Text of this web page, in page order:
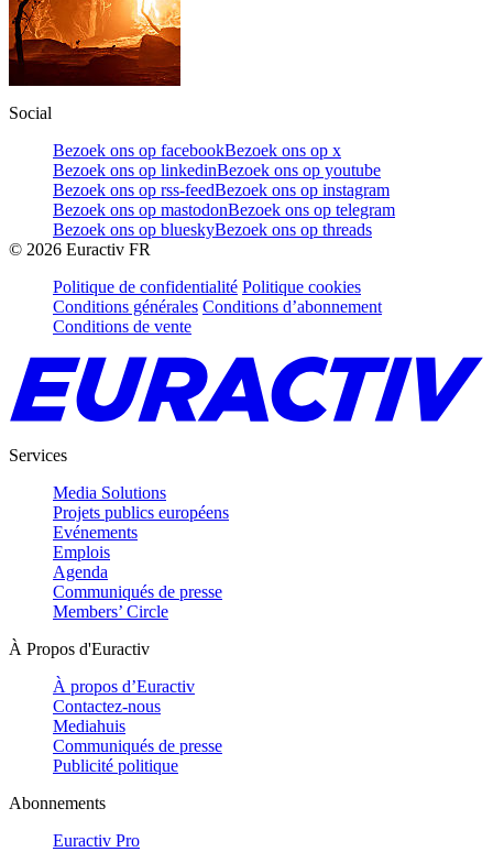
Social
Bezoek ons op facebookBezoek ons op x
Bezoek ons op linkedinBezoek ons op youtube
Bezoek ons op rss-feedBezoek ons op instagram
Bezoek ons op mastodonBezoek ons op telegram
Bezoek ons op blueskyBezoek ons op threads
© 2026 Euractiv FR
Politique de confidentialité Politique cookies
Conditions générales Conditions d’abonnement
Conditions de vente
Services
Media Solutions
Projets publics européens
Evénements
Emplois
Agenda
Communiqués de presse
Members’ Circle
À Propos d'Euractiv
À propos d’Euractiv
Contactez-nous
Mediahuis
Communiqués de presse
Publicité politique
Abonnements
Euractiv Pro